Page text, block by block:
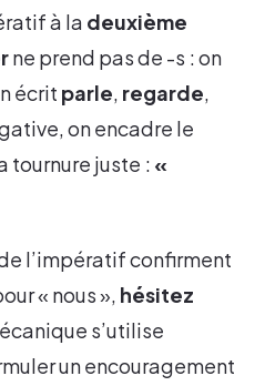
à la deuxième
ne prend pas de -s : on
écrit parle, regarde,
on encadre le
tournure juste : «
l’impératif confirment
« nous », hésitez
s’utilise
un encouragement